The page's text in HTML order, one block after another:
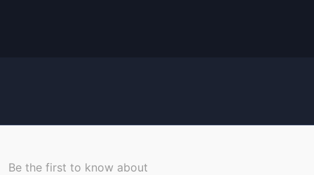
Be the first to know about